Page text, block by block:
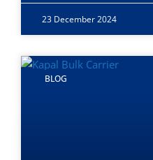
23 December 2024
BLOG